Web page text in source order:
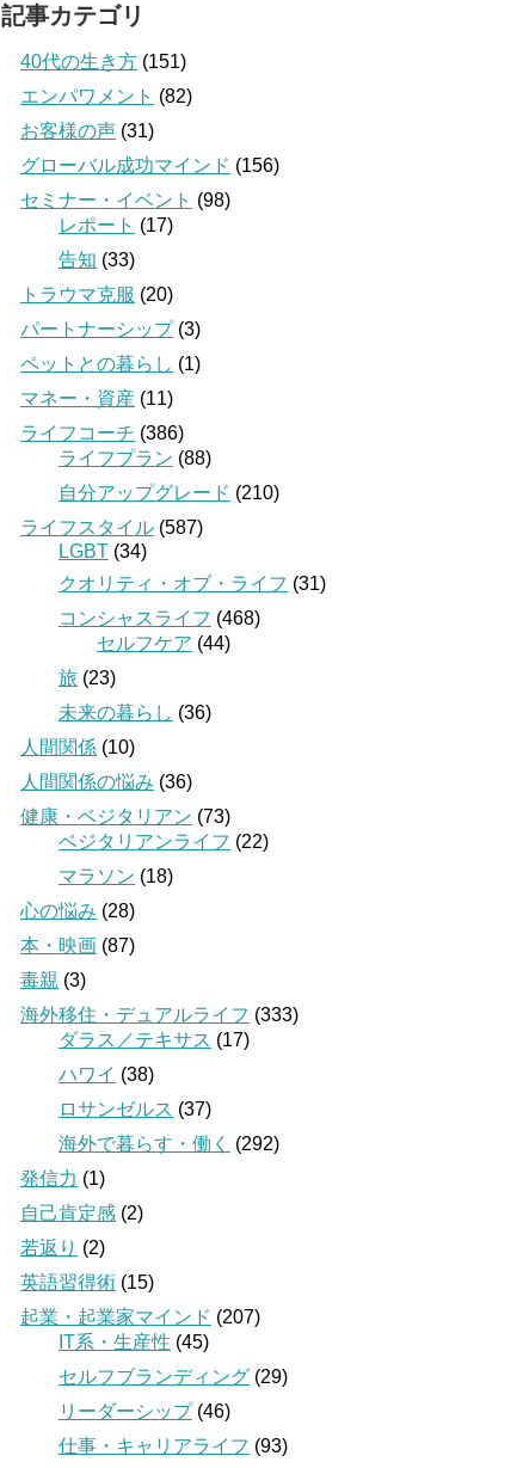
記事カテゴリ
40代の生き方 (151)
エンパワメント (82)
お客様の声 (31)
グローバル成功マインド (156)
セミナー・イベント (98)
レポート (17)
告知 (33)
トラウマ克服 (20)
パートナーシップ(3)
ペットとの暮らし (1)
マネー・資産 (11)
ライフコーチ (386)
ライフプラン (88)
自分アップグレード (210)
ライフスタイル (587)
LGBT (34)
クオリティ・オブ・ライフ (31)
コンシャスライフ (468)
セルフケア (44)
旅 (23)
未来の暮らし (36)
人間関係 (10)
人間関係の悩み (36)
健康・ベジタリアン (73)
ベジタリアンライフ (22)
マラソン (18)
心の悩み (28)
本・映画 (87)
毒親 (3)
海外移住・デュアルライフ (333)
ダラス／テキサス (17)
ハワイ (38)
ロサンゼルス (37)
海外で暮らす・働く
(292)
発信力 (1)
自己肯定感 (2)
若返り (2)
英語習得術 (15)
起業・起業家マインド (207)
IT系・生産性 (45)
セルフブランディング (29)
リーダーシップ(46)
仕事・キャリアライフ (93)